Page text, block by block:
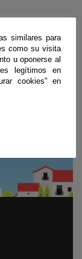
similares para
como su visita
u oponerse al
legítimos en
cookies" en